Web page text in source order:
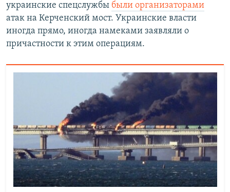
украинские спецслужбы были организаторами
атак на Керченский мост. Украинские власти
иногда прямо, иногда намеками заявляли о
причастности к этим операциям.